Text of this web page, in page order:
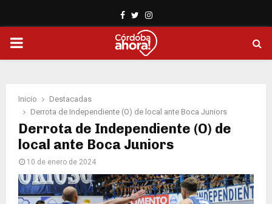
Facebook
TwitterInstagram
PRIMARY
Inicio
Destacadas
Derrota de Independiente (O) de local ante Boca Juniors
Derrota de Independiente (O) de
local ante Boca Juniors
10 de enero de 2024